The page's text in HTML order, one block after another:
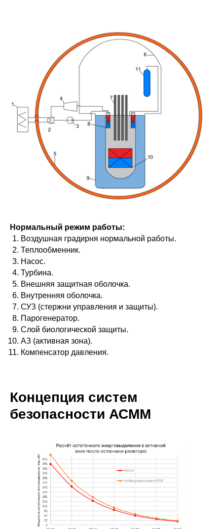
Нормальный режим работы:
Воздушная градирня нормальной работы.
Теплообменник.
Насос.
Турбина.
Внешняя защитная оболочка.
Внутренняя оболочка.
СУЗ (стержни управления и защиты).
Парогенератор.
Слой биологической защиты.
АЗ (активная зона).
Компенсатор давления.
Концепция систем
безопасности АСММ